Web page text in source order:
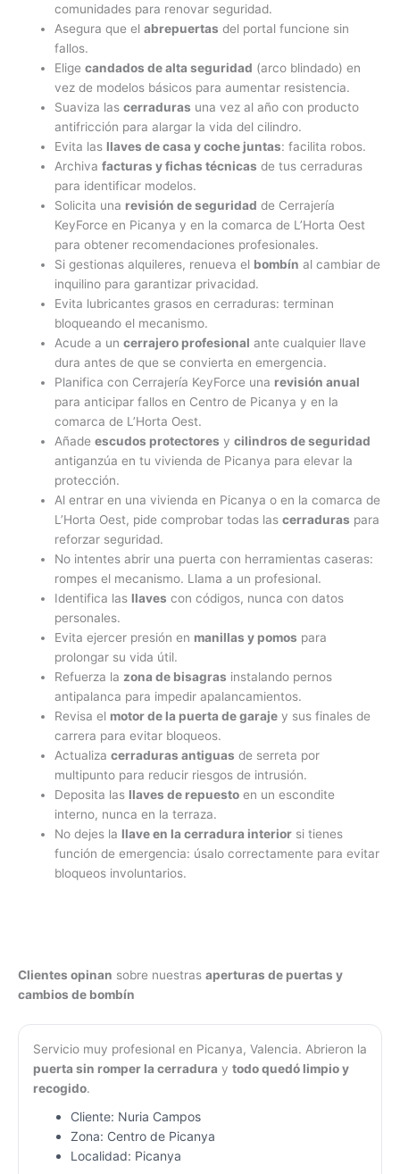
comunidades para renovar seguridad.
Asegura que elabrepuertas del portal funcione sin
fallos.
Eligecandados de alta seguridad (arco blindado) en
vez de modelos básicos para aumentar resistencia.
Suaviza lascerraduras una vez al año con producto
antifricción para alargar la vida del cilindro.
Evita las llaves de casa y coche juntas: facilita robos.
Archivafacturas y fichas técnicas de tus cerraduras
para identificar modelos.
Solicita una revisión de seguridad de Cerrajería
KeyForce en Picanya y en la comarca de L’Horta Oest
para obtener recomendaciones profesionales.
Si gestionas alquileres, renueva el bombín al cambiar de
inquilino para garantizar privacidad.
Evita lubricantes grasos en cerraduras: terminan
bloqueando el mecanismo.
Acude a uncerrajero profesional ante cualquier llave
dura antes de que se convierta en emergencia.
Planifica con Cerrajería KeyForce una revisión anual
para anticipar fallos en Centro de Picanya y en la
comarca de L’Horta Oest.
Añadeescudos protectores ycilindros de seguridad
antiganzúa en tu vivienda de Picanya para elevar la
protección.
Al entrar en una vivienda en Picanya o en la comarca de
L’Horta Oest, pide comprobar todas lascerraduras para
reforzar seguridad.
No intentes abrir una puerta con herramientas caseras:
rompes el mecanismo. Llama a un profesional.
Identifica las llaves con códigos, nunca con datos
personales.
Evita ejercer presión en manillas y pomos para
prolongar su vida útil.
Refuerza la zona de bisagras instalando pernos
antipalanca para impedir apalancamientos.
Revisa el motor de la puerta de garaje y sus finales de
carrera para evitar bloqueos.
Actualizacerraduras antiguas de serreta por
multipunto para reducir riesgos de intrusión.
Deposita las llaves de repuesto en un escondite
interno, nunca en la terraza.
No dejes la llave en la cerradura interior si tienes
función de emergencia: úsalo correctamente para evitar
bloqueos involuntarios.
Clientes opinan sobre nuestras aperturas de puertas y
cambios de bombín
Servicio muy profesional en Picanya, Valencia. Abrieron la
puerta sin romper la cerradura y todo quedó limpio y
recogido.
Cliente: Nuria Campos
Zona: Centro de Picanya
Localidad: Picanya